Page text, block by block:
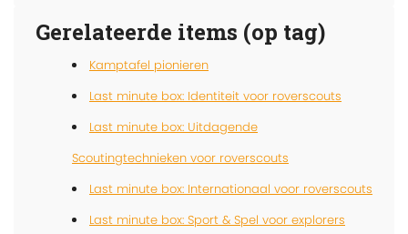
Gerelateerde items (op tag)
Kamptafel pionieren
Last minute box: Identiteit voor roverscouts
Last minute box: Uitdagende
Scoutingtechnieken voor roverscouts
Last minute box: Internationaal voor roverscouts
Last minute box: Sport & Spel voor explorers